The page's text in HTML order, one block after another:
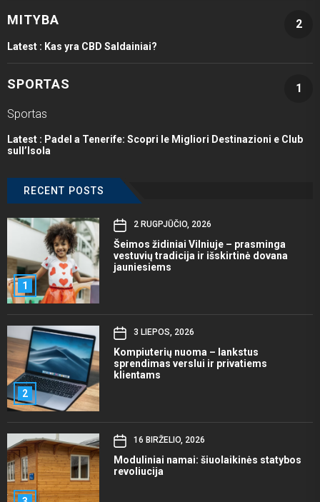
MITYBA 2
Latest : Kas yra CBD Saldainiai?
SPORTAS
1
Sportas
Latest : Padel a Tenerife: Scopri le Migliori Destinazioni e Club
sull’Isola
RECENT POSTS
1
2 RUGPJŪČIO, 2026
Šeimos židiniai Vilniuje – prasminga
vestuvių tradicija ir išskirtinė dovana
jauniesiems
2
3 LIEPOS, 2026
Kompiuterių nuoma – lankstus
sprendimas verslui ir privatiems
klientams
16 BIRŽELIO, 2026
Moduliniai namai: šiuolaikinės statybos
revoliucija